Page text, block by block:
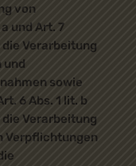
von
und Art. 7
die Verarbeitung
und
sowie
6 Abs. 1 lit. b
die Verarbeitung
Verpflichtungen